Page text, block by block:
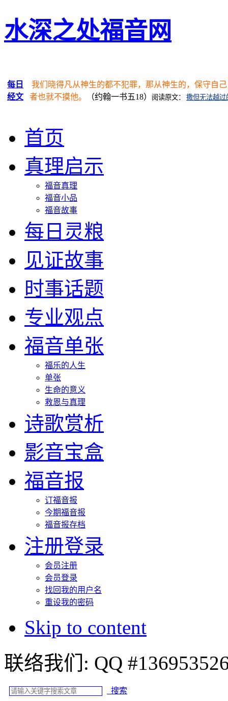
水深之处福音网
每日
经文
我们晓得凡从神生的都不犯罪，那从神生的，保守自
者也就不摸他。
（约翰一书五18） 阅读原文： 撒但无法越
首页
真理启示
福音真理
福音小品
福音故事
每日灵粮
见证故事
时事话题
专业观点
福音单张
福乐的人生
单张
生命的意义
救恩与真理
诗歌赏析
影音宝盒
福音报
订福音报
今期福音报
福音报存档
注册登录
会员注册
会员登录
找回我的用户名
重设我的密码
Skip to content
联络我们:
搜索